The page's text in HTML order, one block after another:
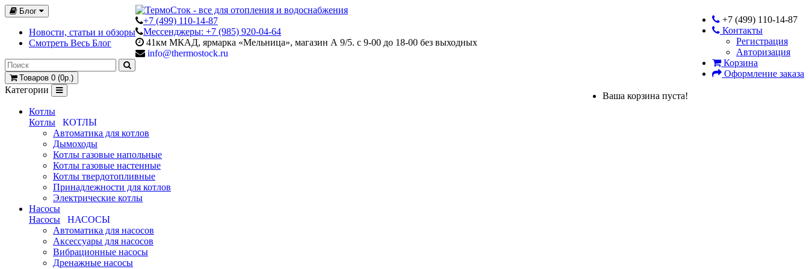
Блог
Новости, статьи и обзоры
Смотреть Весь Блог
+7 (499) 110-14-87
Контакты
Регистрация
Авторизация
Корзина
Оформление заказа
+7 (499) 110-14-87
Мессенджеры: +7 (985) 920-04-64
41км МКАД, ярмарка «Мельница», магазин А 9/5. с 9-00 до 18-00 без выходных
info@thermostock.ru
Товаров 0 (0р.)
Ваша корзина пуста!
Категории
Котлы
Котлы
КОТЛЫ
Автоматика для котлов
Дымоходы
Котлы газовые напольные
Котлы газовые настенные
Котлы твердотопливные
Принадлежности для котлов
Электрические котлы
Насосы
Насосы
НАСОСЫ
Автоматика для насосов
Аксессуары для насосов
Вибрационные насосы
Дренажные насосы